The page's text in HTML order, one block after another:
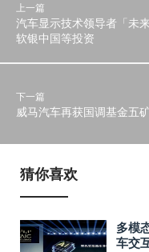
上一篇
汽车显示技术领导者「未
软银中国等投资
下一篇
威马汽车再获国调基金五
猜你喜欢
多模
车交